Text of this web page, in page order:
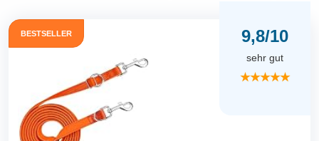
BESTSELLER 9,8/10
sehr gut
★★★★★